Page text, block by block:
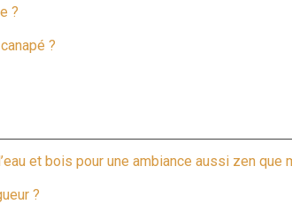
?
?
et bois pour une ambiance aussi zen que
?